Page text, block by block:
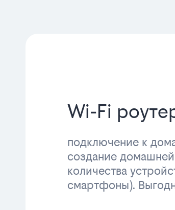
Wi-Fi
подключение к
создание
количества
смартфоны).